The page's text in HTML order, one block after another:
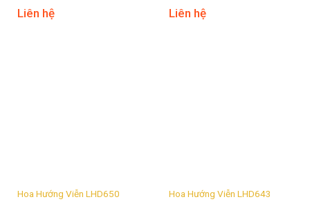
Liên hệ Liên hệ
Hoa Hướng Viễn LHD650 Hoa Hướng Viễn LHD643